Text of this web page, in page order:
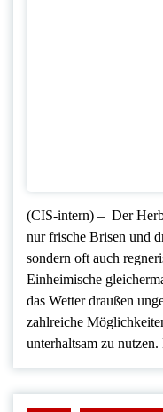
(CIS-intern) – Der
nur frische Brisen und
sondern oft auch
Einheimische
das Wetter draußen
zahlreiche
unterhaltsam zu